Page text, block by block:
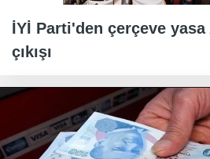
İYİ Parti'den çerçeve yasa
çıkışı